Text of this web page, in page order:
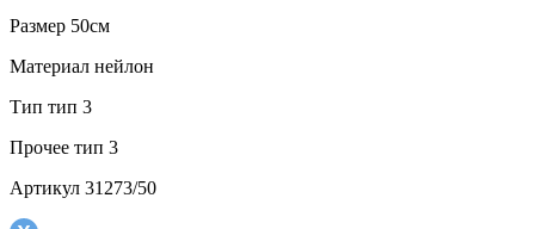
Размер 50см
Материал нейлон
Тип тип 3
Прочее тип 3
Артикул 31273/50